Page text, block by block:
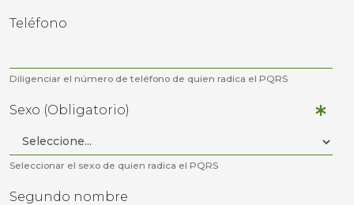
Teléfono
Diligenciar el número de teléfono de quien radica el PQRS
Sexo (Obligatorio)
Seleccionar el sexo de quien radica el PQRS
Segundo nombre